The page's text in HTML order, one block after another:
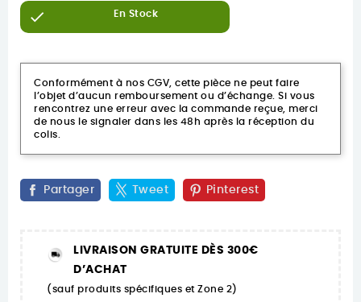
 En Stock
Conformément à nos CGV, cette pièce ne peut faire
l’objet d’aucun remboursement ou d’échange. Si vous
rencontrez une erreur avec la commande reçue, merci
de nous le signaler dans les 48h après la réception du
colis.
Partager Tweet Pinterest
LIVRAISON GRATUITE DÈS 300€
D’ACHAT
(sauf produits spécifiques et Zone 2)